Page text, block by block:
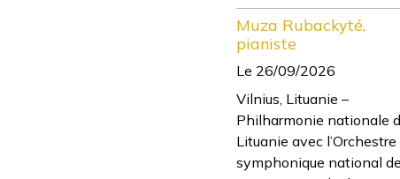
Muza Rubackyté,
pianiste
Le 26/09/2026
Vilnius, Lituanie –
Philharmonie nationale
Lituanie avec l’Orchestre
symphonique national de